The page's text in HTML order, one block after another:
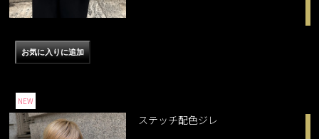
NEW
ステッチ配色ジレ